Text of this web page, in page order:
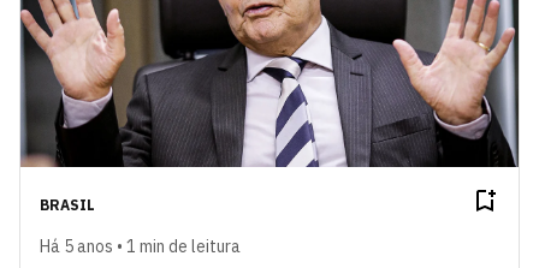
BRASIL
Há 5 anos • 1 min de leitura